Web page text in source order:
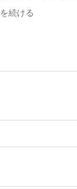
続ける